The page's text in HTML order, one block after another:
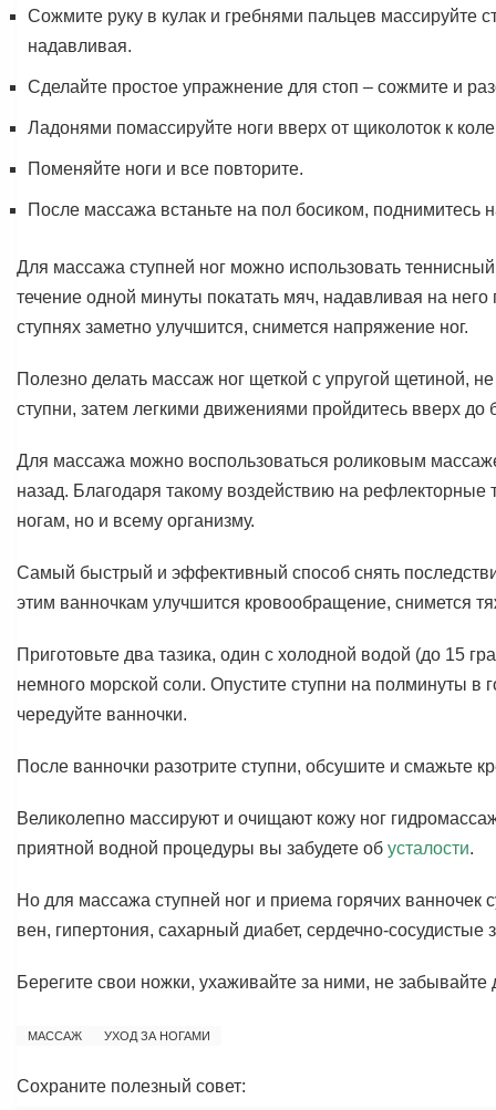
Сожмите руку в кулак и гребнями пальцев
надавливая.
Сделайте простое упражнение для стоп – сожмите и
Ладонями помассируйте ноги вверх от щиколоток к
Поменяйте ноги и все повторите.
После массажа встаньте на пол босиком, поднимитесь
Для массажа ступней ног можно использовать
течение одной минуты покатать мяч, надавливая на
ступнях заметно улучшится, снимется напряжение ног.
Полезно делать массаж ног щеткой с упругой щетиной,
ступни, затем легкими движениями пройдитесь вверх до
Для массажа можно воспользоваться роликовым
назад. Благодаря такому воздействию на рефлекторные
ногам, но и всему организму.
Самый быстрый и эффективный способ снять
этим ванночкам улучшится кровообращение, снимется
Приготовьте два тазика, один с холодной водой (до 15
немного морской соли. Опустите ступни на полминуты в
чередуйте ванночки.
После ванночки разотрите ступни, обсушите и смажьте
Великолепно массируют и очищают кожу ног
приятной водной процедуры вы забудете об усталости.
Но для массажа ступней ног и приема горячих
вен, гипертония, сахарный диабет, сердечно-сосудистые
Берегите свои ножки, ухаживайте за ними, не забывайте
МАССАЖ УХОД ЗА НОГАМИ
Сохраните полезный совет: